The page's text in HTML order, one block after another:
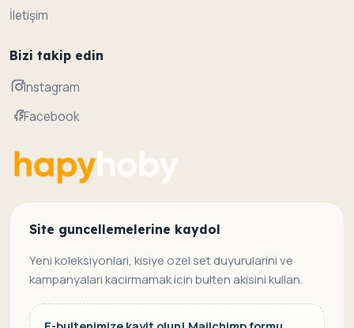
İletişim
Bizi takip edin
Instagram
Facebook
Site guncellemelerine kaydol
Yeni koleksiyonlari, kisiye ozel set duyurularini ve
kampanyalari kacirmamak icin bulten akisini kullan.